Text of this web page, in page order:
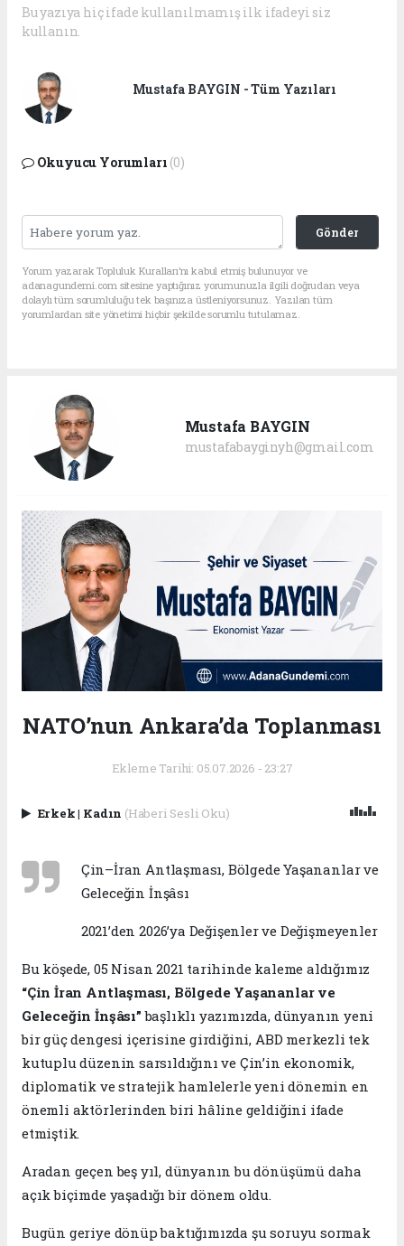
Bu yazıya hiç ifade kullanılmamış ilk ifadeyi siz
kullanın.
Mustafa BAYGIN - Tüm Yazıları
Okuyucu Yorumları (0)
Gönder
Yorum yazarak Topluluk Kuralları’nı kabul etmiş bulunuyor ve
adanagundemi.com sitesine yaptığınız yorumunuzla ilgili doğrudan veya
dolaylı tüm sorumluluğu tek başınıza üstleniyorsunuz. Yazılan tüm
yorumlardan site yönetimi hiçbir şekilde sorumlu tutulamaz.
Mustafa BAYGIN
mustafabayginyh@gmail.com
NATO’nun Ankara’da Toplanması
Ekleme Tarihi: 05.07.2026 - 23:27
Erkek| Kadın (Haberi Sesli Oku)
Çin–İran Antlaşması, Bölgede Yaşananlar ve
Geleceğin İnşâsı
2021’den 2026’ya Değişenler ve Değişmeyenler
Bu köşede, 05 Nisan 2021 tarihinde kaleme aldığımız
“Çin İran Antlaşması, Bölgede Yaşananlar ve
Geleceğin İnşâsı”başlıklı yazımızda, dünyanın yeni
bir güç dengesi içerisine girdiğini, ABD merkezli tek
kutuplu düzenin sarsıldığını ve Çin’in ekonomik,
diplomatik ve stratejik hamlelerle yeni dönemin en
önemli aktörlerinden biri hâline geldiğini ifade
etmiştik.
Aradan geçen beş yıl, dünyanın bu dönüşümü daha
açık biçimde yaşadığı bir dönem oldu.
Bugün geriye dönüp baktığımızda şu soruyu sormak